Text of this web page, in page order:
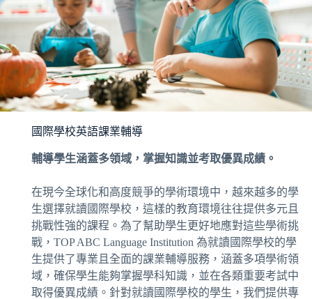
國際學校英語課業輔導
輔導學生涵蓋多領域，掌握知識並考取優異成績。
在現今全球化和高度競爭的學術環境中，越來越多的學
生選擇就讀國際學校，這樣的教育環境往往提供多元且
挑戰性強的課程。為了幫助學生更好地應對這些學術挑
戰，TOP ABC Language Institution 為就讀國際學校的學
生提供了專業且全面的課業輔導服務，涵蓋多項學術領
域，確保學生能夠掌握學科知識，並在各類重要考試中
取得優異成績。針對就讀國際學校的學生，我們提供專